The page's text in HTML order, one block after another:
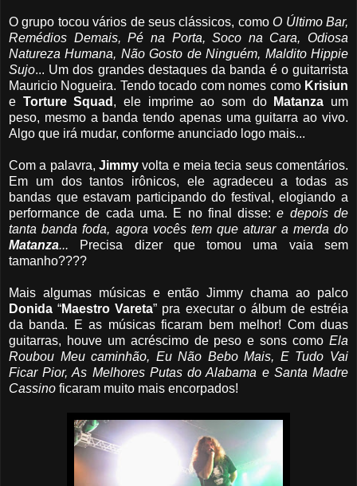
O grupo tocou vários de seus clássicos, como O Último Bar,
Remédios Demais, Pé na Porta, Soco na Cara, Odiosa
Natureza Humana, Não Gosto de Ninguém, Maldito Hippie
Sujo... Um dos grandes destaques da banda é o guitarrista
Mauricio Nogueira. Tendo tocado com nomes como Krisiun
e Torture Squad , ele imprime ao som do Matanza um
peso, mesmo a banda tendo apenas uma guitarra ao vivo.
Algo que irá mudar, conforme anunciado logo mais...
Com a palavra, Jimmy volta e meia tecia seus comentários.
Em um dos tantos irônicos, ele agradeceu a todas as
bandas que estavam participando do festival, elogiando a
performance de cada uma. E no final disse:e depois de
tanta banda foda, agora vocês tem que aturar a merda do
Matanza... Precisa dizer que tomou uma vaia sem
tamanho????
Mais algumas músicas e então Jimmy chama ao palco
Donida “Maestro Vareta” pra executar o álbum de estréia
da banda. E as músicas ficaram bem melhor! Com duas
guitarras, houve um acréscimo de peso e sons como Ela
Roubou Meu caminhão, Eu Não Bebo Mais, E Tudo Vai
Ficar Pior, As Melhores Putas do Alabama e Santa Madre
Cassino ficaram muito mais encorpados!